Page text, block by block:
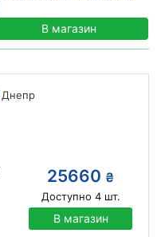
В магазин
Днепр
25660 ₴
Доступно 4шт.
В магазин